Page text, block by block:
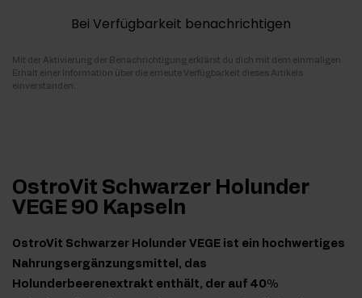
Bei Verfügbarkeit benachrichtigen
Mit der Aktivierung der Benachrichtigung erklärst du dich mit dem einmaligen
Erhalt einer Information über die erneute Verfügbarkeit dieses Artikels
einverstanden.
OstroVit Schwarzer Holunder
VEGE 90 Kapseln
OstroVit Schwarzer Holunder VEGE ist ein hochwertiges
Nahrungsergänzungsmittel, das
Holunderbeerenextrakt enthält, der auf 40%